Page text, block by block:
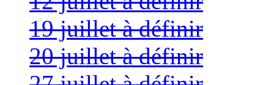
19 juillet à définir
20 juillet à définir